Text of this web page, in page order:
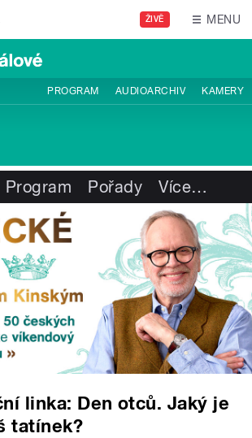
ŽIVĚ MENU
PROGRAM AUDIOARCHIV KAMERY
Program Pořady Více…
linka: Den otců. Jaký je
tatínek?